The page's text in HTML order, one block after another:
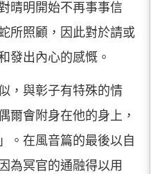
晴明開始不再事事信
所照顧，因此對於請或
發出內心的感慨。
，與彰子有特殊的情
爾會附身在他的身上，
。在風音篇的最後以自
為冥官的通融得以用